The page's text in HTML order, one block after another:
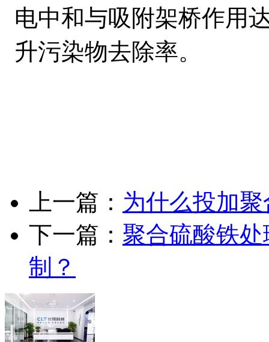
电中和与吸附架桥作用
升污染物去除率。
上一篇： 为什么投加
下一篇： 聚合硫酸铁
制？